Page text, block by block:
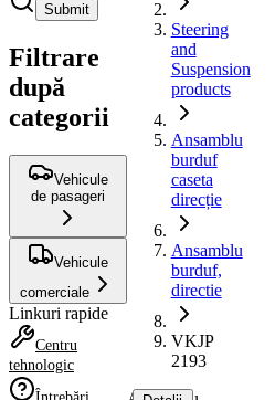
Submit
Filtrare
după
categorii
Vehicule
de pasageri
Vehicule
comerciale
Linkuri rapide
Centru
tehnologic
Steering
and
Suspension
products
Ansamblu
burduf
caseta
direcție
Ansamblu
burduf,
directie
VKJP
2193